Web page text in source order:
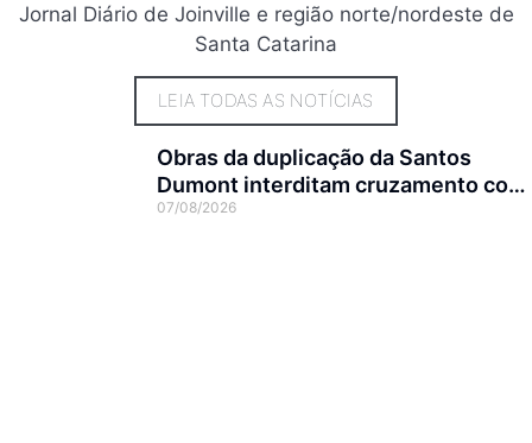
Jornal Diário de Joinville e região norte/nordeste de
Santa Catarina
LEIA TODAS AS NOTÍCIAS
Obras da duplicação da Santos
Dumont interditam cruzamento com
a rua Otto Nass
07/08/2026